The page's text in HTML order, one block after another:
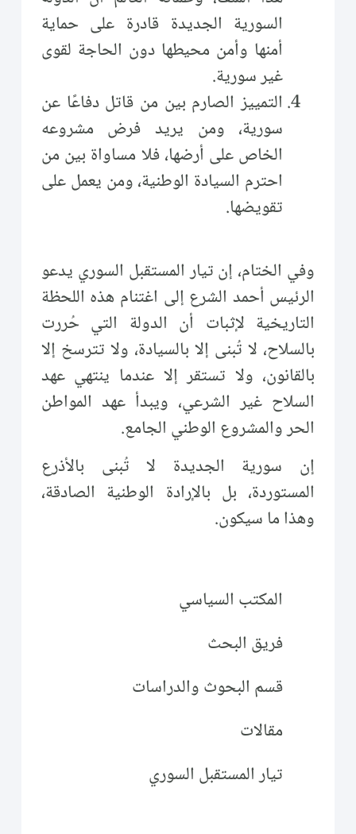
السورية الجديدة قادرة على حماية
أمنها وأمن محيطها دون الحاجة لقوى
غير سورية.
التمييز الصارم بين من قاتل دفاعًا عن
سورية، ومن يريد فرض مشروعه
الخاص على أرضها، فلا مساواة بين من
احترم السيادة الوطنية، ومن يعمل على
تقويضها.
وفي الختام، إن تيار المستقبل السوري يدعو
الرئيس أحمد الشرع إلى اغتنام هذه اللحظة
التاريخية لإثبات أن الدولة التي حُررت
بالسلاح، لا تُبنى إلا بالسيادة، ولا تترسخ إلا
بالقانون، ولا تستقر إلا عندما ينتهي عهد
السلاح غير الشرعي، ويبدأ عهد المواطن
الحر والمشروع الوطني الجامع.
إن سورية الجديدة لا تُبنى بالأذرع
المستوردة، بل بالإرادة الوطنية الصادقة،
وهذا ما سيكون.
المكتب السياسي
فريق البحث
قسم البحوث والدراسات
مقالات
تيار المستقبل السوري